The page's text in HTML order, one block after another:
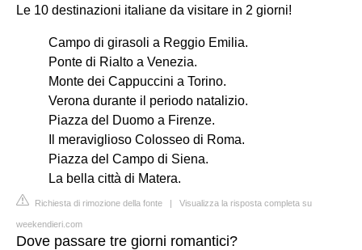
Le 10 destinazioni italiane da visitare in 2 giorni!
Campo di girasoli a Reggio Emilia.
Ponte di Rialto a Venezia.
Monte dei Cappuccini a Torino.
Verona durante il periodo natalizio.
Piazza del Duomo a Firenze.
Il meraviglioso Colosseo di Roma.
Piazza del Campo di Siena.
La bella città di Matera.
Richiesta di rimozione della fonte | Visualizza la risposta completa su
weekendieri.com
Dove passare tre giorni romantici?